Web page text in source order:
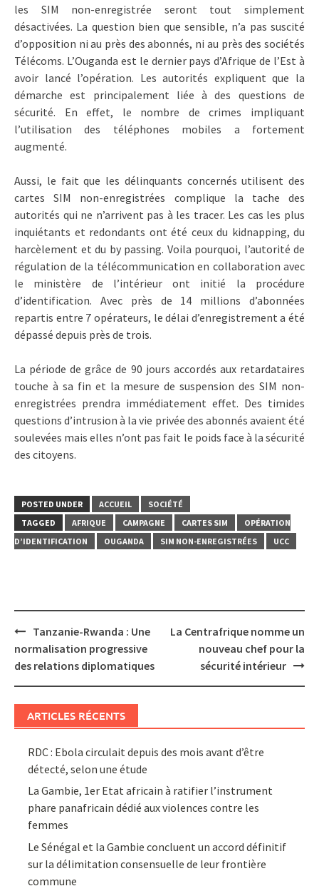
les SIM non-enregistrée seront tout simplement
désactivées. La question bien que sensible, n’a pas suscité
d’opposition ni au près des abonnés, ni au près des sociétés
Télécoms. L’Ouganda est le dernier pays d’Afrique de l’Est à
avoir lancé l’opération. Les autorités expliquent que la
démarche est principalement liée à des questions de
sécurité. En effet, le nombre de crimes impliquant
l’utilisation des téléphones mobiles a fortement
augmenté.
Aussi, le fait que les délinquants concernés utilisent des
cartes SIM non-enregistrées complique la tache des
autorités qui ne n’arrivent pas à les tracer. Les cas les plus
inquiétants et redondants ont été ceux du kidnapping, du
harcèlement et du by passing. Voila pourquoi, l’autorité de
régulation de la télécommunication en collaboration avec
le ministère de l’intérieur ont initié la procédure
d’identification. Avec près de 14 millions d’abonnées
repartis entre 7 opérateurs, le délai d’enregistrement a été
dépassé depuis près de trois.
La période de grâce de 90 jours accordés aux retardataires
touche à sa fin et la mesure de suspension des SIM non-
enregistrées prendra immédiatement effet. Des timides
questions d’intrusion à la vie privée des abonnés avaient été
soulevées mais elles n’ont pas fait le poids face à la sécurité
des citoyens.
POSTED UNDER ACCUEIL
SOCIÉTÉ
TAGGED
AFRIQUE CAMPAGNE CARTES SIM
OPÉRATION
D’IDENTIFICATION
OUGANDA SIM NON-ENREGISTRÉES UCC
Post
navigation
Tanzanie-Rwanda : Une
normalisation progressive
des relations diplomatiques
La Centrafrique nomme un
nouveau chef pour la
sécurité intérieur
ARTICLES RÉCENTS
RDC : Ebola circulait depuis des mois avant d’être
détecté, selon une étude
La Gambie, 1er Etat africain à ratifier l’instrument
phare panafricain dédié aux violences contre les
femmes
Le Sénégal et la Gambie concluent un accord définitif
sur la délimitation consensuelle de leur frontière
commune